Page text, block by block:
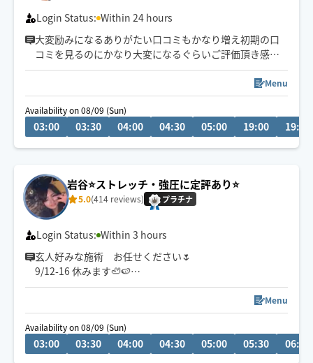
Login Status: Within 24 hours
大変励みになるありがたい口コミもかなり増え初期の口
コミを見るのにかなり大変になるぐらいご評価頂き感謝
です♪
頂いた温かい口コミは過去の物でもしっかり覚えて励み
にしております
ご予約時間より早めに到着出来る場合もございます
Menu
Availability on 08/09 (Sun)
03:00 03:30 04:00 04:30 05:00 19:00 19:30
岩谷⭐️ストレッチ・強圧に定評あり⭐️
5.0(414 reviews) プラチナ
Login Status: Within 3 hours
玄人好みな施術 お任せください🌷
9/12-16 休みます🦥🍉
手で出来る手技は大体できます！
セラピスト経験16年🙋‍♀️
施術通や同業者も指名する、確かな技術と対応力が強み
です。
Menu
Availability on 08/09 (Sun)
03:00 03:30 04:00 04:30 05:00 05:30 06:00